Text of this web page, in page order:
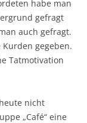
habe man
gefragt
auch gefragt.
gegeben.
Tatmotivation
nicht
„Café“ eine